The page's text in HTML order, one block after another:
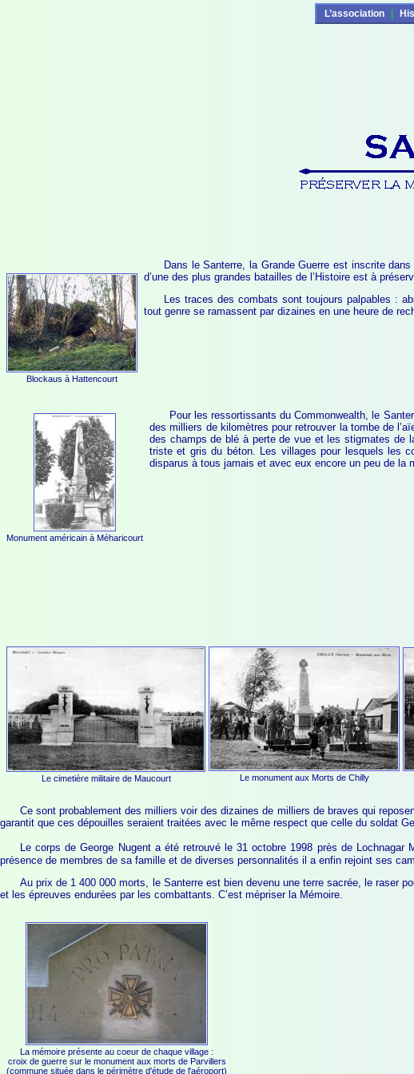
L’association
Blockaus à Hattencourt
Dans le Santerre, la Grande Guerre est inscrite
d’une des plus grandes batailles de l’Histoire est à
Les traces des combats sont toujours palpables :
tout genre se ramassent par dizaines en une heure de
Monument américain à Méharicourt
Pour les ressortissants du Commonwealth, le
des milliers de kilomètres pour retrouver la tombe de
des champs de blé à perte de vue et les stigmates de
triste et gris du béton. Les villages pour lesquels les
disparus à tous jamais et avec eux encore un peu de la
Le cimetière militaire de Maucourt Le monument aux Morts de Chilly
Ce sont probablement des milliers voir des dizaines de milliers de braves qui
garantit que ces dépouilles seraient traitées avec le même respect que celle du soldat
Le corps de George Nugent a été retrouvé le 31 octobre 1998 près de
présence de membres de sa famille et de diverses personnalités il a enfin rejoint ses
Au prix de 1 400 000 morts, le Santerre est bien devenu une terre sacrée, le raser
et les épreuves endurées par les combattants. C’est mépriser la Mémoire.
La mémoire présente au coeur de chaque village :
croix de guerre sur le monument aux morts de Parvillers
(commune située dans le périmètre d'étude de l'aéroport)